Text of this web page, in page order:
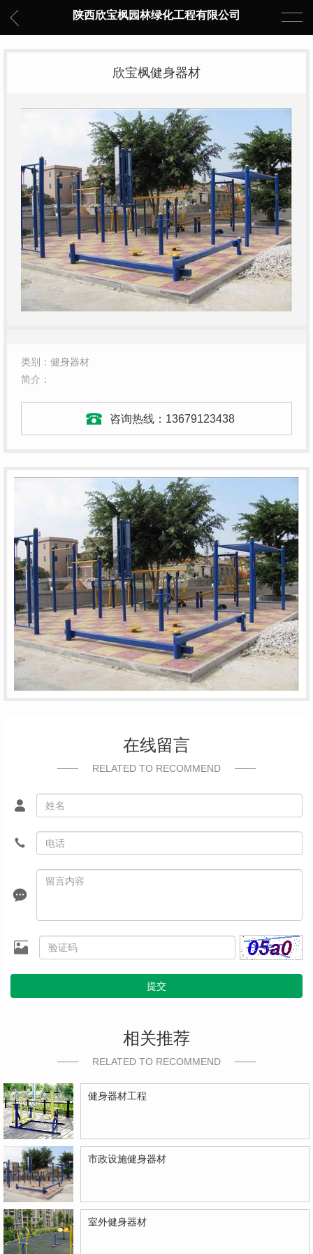
陕西欣宝枫园林绿化工程有限公司
欣宝枫健身器材
类别：健身器材
简介：
咨询热线： 13679123438
在线留言
RELATED TO RECOMMEND
提交
相关推荐
RELATED TO RECOMMEND
健身器材工程
市政设施健身器材
室外健身器材